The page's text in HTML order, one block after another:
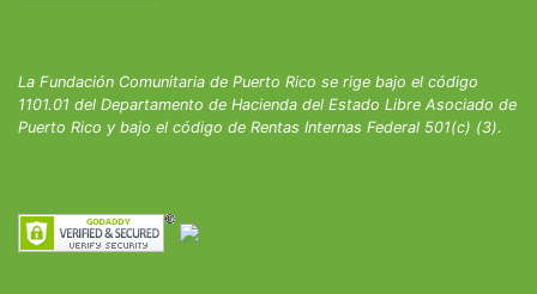
La Fundación Comunitaria de Puerto Rico se rige bajo el código
1101.01 del Departamento de Hacienda del Estado Libre Asociado de
Puerto Rico y bajo el código de Rentas Internas Federal 501(c) (3).